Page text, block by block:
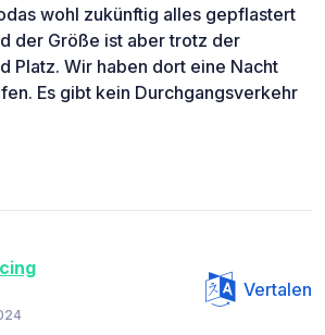
wohl zukünftig alles gepflastert
der Größe ist aber trotz der
Platz. Wir haben dort eine Nacht
Es gibt kein Durchgangsverkehr
Vertalen